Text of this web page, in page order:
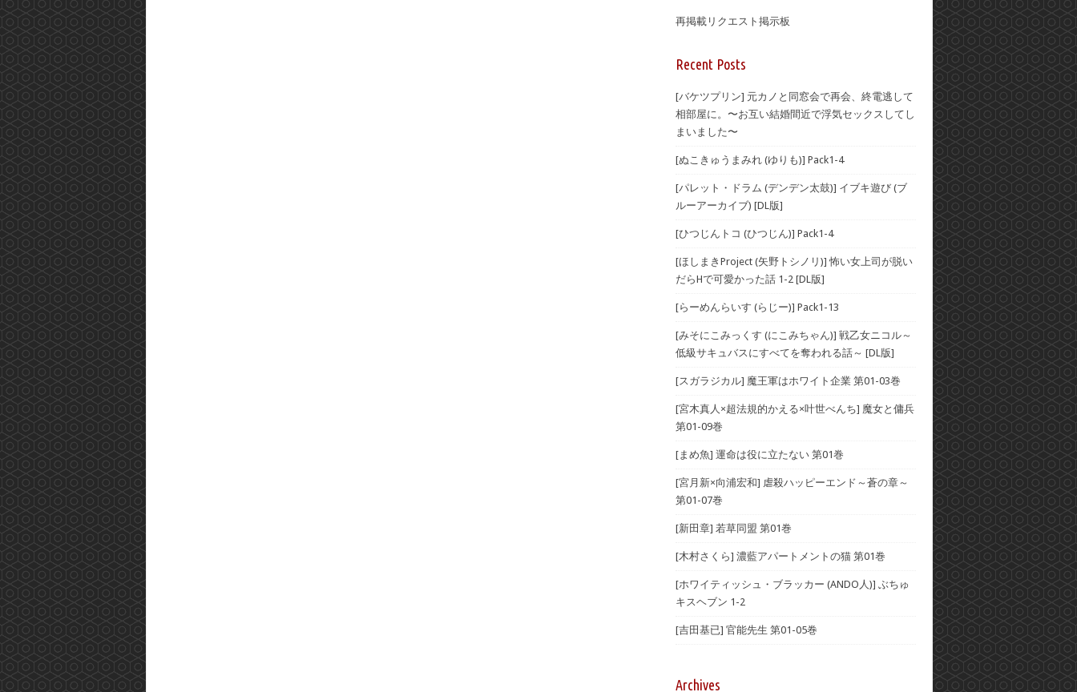
再掲載リクエスト掲示板
Recent Posts
[バケツプリン] 元カノと同窓会で再会、終電逃して
相部屋に。〜お互い結婚間近で浮気セックスしてし
まいました〜
[ぬこきゅうまみれ (ゆりも)] Pack1-4
[パレット・ドラム (デンデン太鼓)] イブキ遊び (ブ
ルーアーカイブ) [DL版]
[ひつじんトコ (ひつじん)] Pack1-4
[ほしまきProject (矢野トシノリ)] 怖い女上司が脱い
だらHで可愛かった話 1-2 [DL版]
[らーめんらいす (らじー)] Pack1-13
[みそにこみっくす (にこみちゃん)] 戦乙女ニコル～
低級サキュバスにすべてを奪われる話～ [DL版]
[スガラジカル] 魔王軍はホワイト企業 第01-03巻
[宮木真人×超法規的かえる×叶世べんち] 魔女と傭兵
第01-09巻
[まめ魚] 運命は役に立たない 第01巻
[宮月新×向浦宏和] 虐殺ハッピーエンド～蒼の章～
第01-07巻
[新田章] 若草同盟 第01巻
[木村さくら] 濃藍アパートメントの猫 第01巻
[ホワイティッシュ・ブラッカー (ANDO人)] ぶちゅ
キスヘブン 1-2
[吉田基已] 官能先生 第01-05巻
Archives